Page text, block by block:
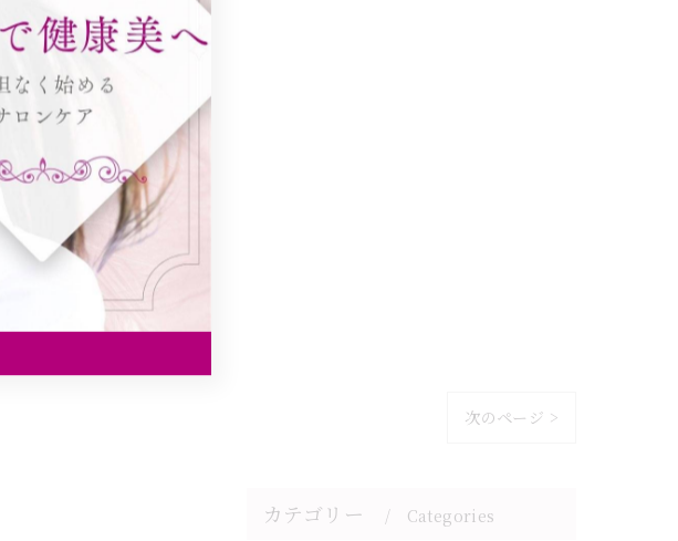
次のページ >
カテゴリー Categories